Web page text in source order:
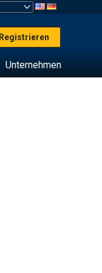
Registrieren
Unternehmen